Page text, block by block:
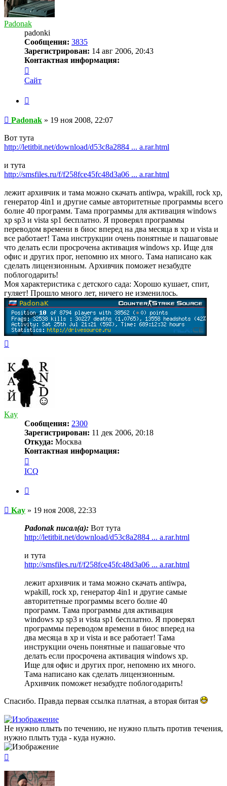
Padonak
padonki
Сообщения: 3835
Зарегистрирован: 14 авг 2006, 20:43
Контактная информация:
информация
пользователя
Сайт
Сообщение
Padonak » 19 ноя 2008, 22:07
Вот тута
http://letitbit.net/download/d53c8a2884 ... a.rar.html
и тута
http://smsfiles.ru/f/f258fce45fc48d3a06 ... a.rar.html
лежит архивчик и тама можно скачать antiwpa, wpakill, rock xp,
генератор 4in1 и другие самые авторитетные программы всего
болие 40 программ. Тама программы для активация windows
xp sp3 и vista sp1 бесплатно. Я проверял программы
переводом времени в биос вперед на два месяца в xp и vista и
все работает! Тама инструкции очень понятные и пашаговые
что делать если просрочена активация windows xp. Ище для
офис и других прог, непомню их много. Тама написано как
сделать лицензионным. Архивчик поможет незабудте
поблогодарить!
Моя характеристика с детского сада: Хорошо кушает, спит,
гуляет! Прошло много лет, ничего не изменилось.
началу
Kay
Сообщения: 2300
Зарегистрирован: 11 дек 2006, 20:18
Откуда: Москва
Контактная информация:
информация
пользователя
ICQ
Сообщение
Kay » 19 ноя 2008, 22:33
Padonak писал(a): Вот тута
http://letitbit.net/download/d53c8a2884 ... a.rar.html
и тута
http://smsfiles.ru/f/f258fce45fc48d3a06 ... a.rar.html
лежит архивчик и тама можно скачать antiwpa,
wpakill, rock xp, генератор 4in1 и другие самые
авторитетные программы всего болие 40
программ. Тама программы для активация
windows xp sp3 и vista sp1 бесплатно. Я проверял
программы переводом времени в биос вперед на
два месяца в xp и vista и все работает! Тама
инструкции очень понятные и пашаговые что
делать если просрочена активация windows xp.
Ище для офис и других прог, непомню их много.
Тама написано как сделать лицензионным.
Архивчик поможет незабудте поблогодарить!
Спасибо. Правда первая ссылка платная, а вторая битая
Не нужно плыть по течению, не нужно плыть против течения,
нужно плыть туда - куда нужно.
началу